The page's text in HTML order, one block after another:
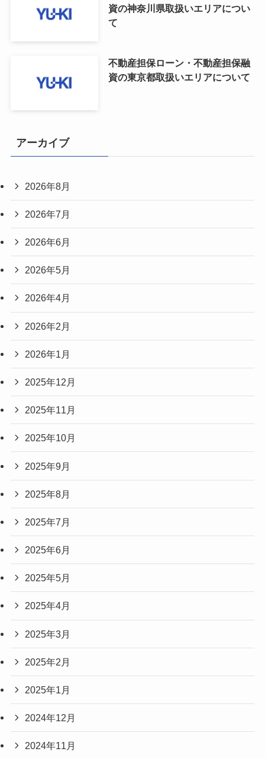
資の神奈川県取扱いエリアについ
て
不動産担保ローン・不動産担保融
資の東京都取扱いエリアについて
アーカイブ
2026年8月
2026年7月
2026年6月
2026年5月
2026年4月
2026年2月
2026年1月
2025年12月
2025年11月
2025年10月
2025年9月
2025年8月
2025年7月
2025年6月
2025年5月
2025年4月
2025年3月
2025年2月
2025年1月
2024年12月
2024年11月